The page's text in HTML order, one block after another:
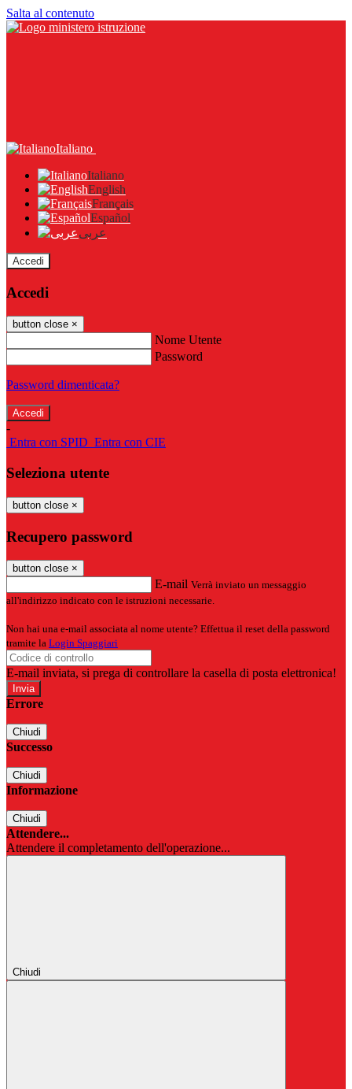
Salta al contenuto
Italiano
Italiano
English
Français
Español
عربى
Accedi
Accedi
button close ×
Nome Utente
Password
Password dimenticata?
-
Entra con SPID Entra con CIE
Seleziona utente
button close ×
Recupero password
button close ×
E-mail Verrà inviato un messaggio
all'indirizzo indicato con le istruzioni necessarie.
Non hai una e-mail associata al nome utente? Effettua il reset della password
tramite la Login Spaggiari
E-mail inviata, si prega di controllare la casella di posta elettronica!
Errore
Chiudi
Successo
Chiudi
Informazione
Chiudi
Attendere...
Attendere il completamento dell'operazione...
Chiudi